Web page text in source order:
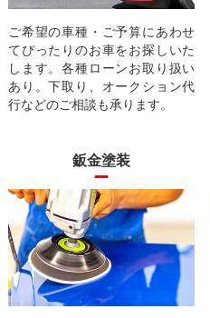
ご希望の車種・ご予算にあわせ
てぴったりのお車をお探しいた
します。各種ローンお取り扱い
あり。下取り、オークション代
行などのご相談も承ります。
鈑金塗装